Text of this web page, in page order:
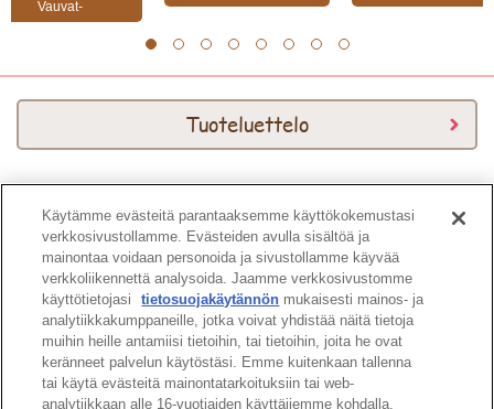
Vauvat-
Tuoteluettelo
Download Kuvasto
Sivun ylös
Käytämme evästeitä parantaaksemme käyttökokemustasi
verkkosivustollamme. Evästeiden avulla sisältöä ja
mainontaa voidaan personoida ja sivustollamme käyvää
verkkoliikennettä analysoida. Jaamme verkkosivustomme
käyttötietojasi
tietosuojakäytännön mukaisesti mainos- ja
analytiikkakumppaneille, jotka voivat yhdistää näitä tietoja
muihin heille antamiisi tietoihin, tai tietoihin, joita he ovat
keränneet palvelun käytöstäsi. Emme kuitenkaan tallenna
tai käytä evästeitä mainontatarkoituksiin tai web-
analytiikkaan alle 16-vuotiaiden käyttäjiemme kohdalla.